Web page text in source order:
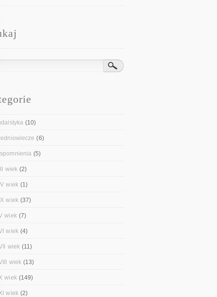
(10)
(6)
(5)
wiek(2)
wiek(1)
wiek(37)
wiek(7)
wiek(4)
wiek(11)
wiek (13)
wiek(149)
wiek(2)